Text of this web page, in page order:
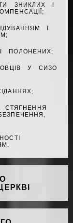
ЗНИКЛИХ І
І
ПОЛОНЕНИХ;
У СИЗО